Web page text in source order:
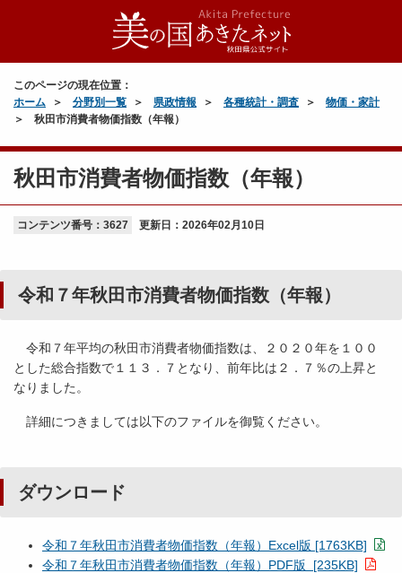
このページの現在位置：
ホーム
分野別一覧 県政情報 各種統計・調査
物価・家計
秋田市消費者物価指数（年報）
秋田市消費者物価指数（年報）
コンテンツ番号：3627 更新日： 2026年02月10日
令和７年秋田市消費者物価指数（年報）
令和７年平均の秋田市消費者物価指数は、２０２０年を１００
とした総合指数で１１３．７となり、前年比は２．７％の上昇と
なりました。
詳細につきましては以下のファイルを御覧ください。
ダウンロード
令和７年秋田市消費者物価指数（年報）Excel版 [1763KB]
令和７年秋田市消費者物価指数（年報）PDF版 [235KB]